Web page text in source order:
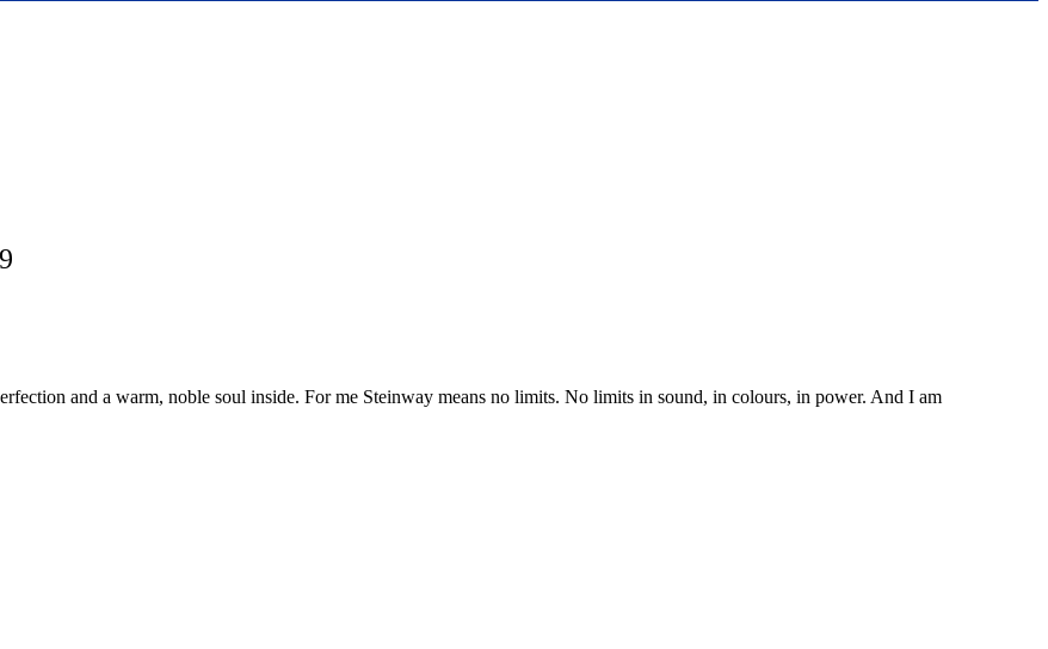
and a warm, noble soul inside. For me Steinway means no limits. No limits in sound, in colours, in power. And I am